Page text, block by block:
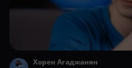
Хорен Агаджанян